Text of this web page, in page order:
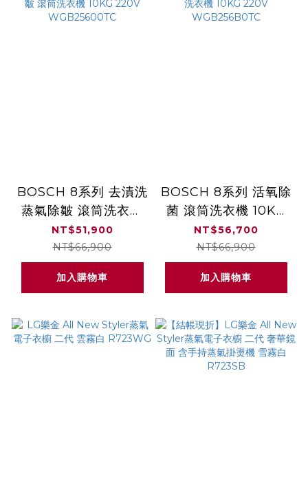
BOSCH 8系列 去漬洗
蒸氣除皺 滾筒洗衣機
10KG 220V
WGB25600TC
NT$51,900
NT$66,900
加入購物車
BOSCH 8系列 活氧除
菌 滾筒洗衣機 10KG
220V
WGB256B0TC
NT$56,700
NT$66,900
加入購物車